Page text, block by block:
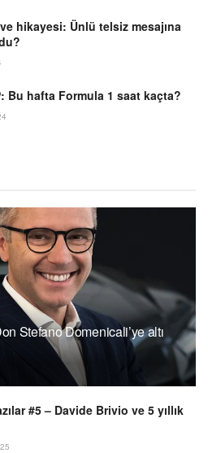
hikayesi: Ünlü telsiz mesajına
Bu hafta Formula 1 saat kaçta?
Stefano Domenicali’ye altı
#5 – Davide Brivio ve 5 yıllık